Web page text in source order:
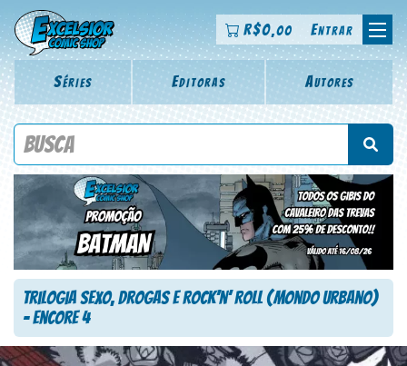
R$0,00 Entrar
Séries Editoras Autores
Procure por título da revista, personagem, série, escritor,
Trilogia Sexo, Drogas e Rock’n’ Roll (Mondo Urbano)
– Encore 4